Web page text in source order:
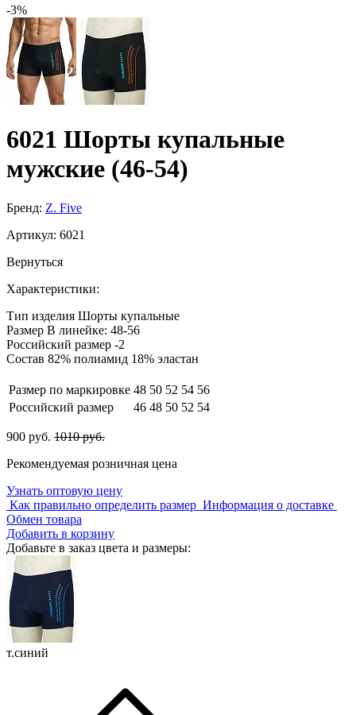
-3%
6021 Шорты купальные
мужские (46-54)
Бренд: Z. Five
Артикул: 6021
Вернуться
Характеристики:
Тип изделия Шорты купальные
Размер В линейке: 48-56
Российский размер -2
Состав 82% полиамид 18% эластан
Размер по маркировке 48 50 52 54 56
Российский размер
46 48 50 52 54
900 руб. 1010 руб.
Рекомендуемая розничная цена
Узнать оптовую цену
Как правильно определить размер Информация о доставке
Обмен товара
Добавить в корзину
Добавьте в заказ цвета и размеры:
т.синий